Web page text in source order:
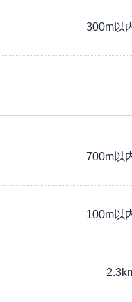
300m以
700m以
100m以